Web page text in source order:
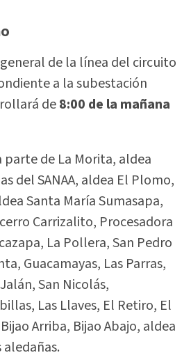
de la línea del circuito
a la subestación
de8:00 de la mañana
de La Morita, aldea
del SANAA, aldea El Plomo,
Santa María Sumasapa,
Carrizalito, Procesadora
La Pollera, San Pedro
Guacamayas, Las Parras,
San Nicolás,
Las Llaves, El Retiro, El
Arriba, Bijao Abajo, aldea
aledañas.